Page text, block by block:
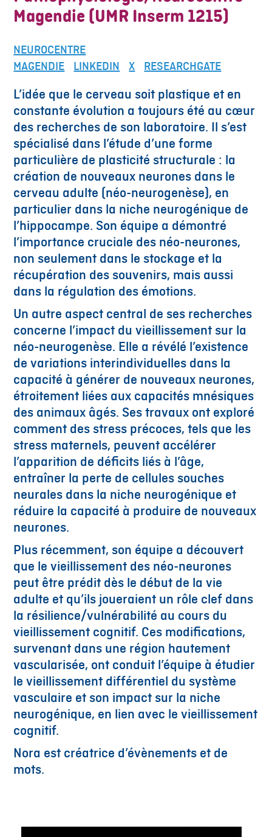
Magendie (UMR Inserm 1215)
NEUROCENTRE
MAGENDIE
LINKEDIN X RESEARCHGATE
L’idée que le cerveau soit plastique et en
constante évolution a toujours été au cœur
des recherches de son laboratoire. Il s’est
spécialisé dans l’étude d’une forme
particulière de plasticité structurale : la
création de nouveaux neurones dans le
cerveau adulte (néo-neurogenèse), en
particulier dans la niche neurogénique de
l’hippocampe. Son équipe a démontré
l’importance cruciale des néo-neurones,
non seulement dans le stockage et la
récupération des souvenirs, mais aussi
dans la régulation des émotions.
Un autre aspect central de ses recherches
concerne l’impact du vieillissement sur la
néo-neurogenèse. Elle a révélé l’existence
de variations interindividuelles dans la
capacité à générer de nouveaux neurones,
étroitement liées aux capacités mnésiques
des animaux âgés. Ses travaux ont exploré
comment des stress précoces, tels que les
stress maternels, peuvent accélérer
l’apparition de déficits liés à l’âge,
entraîner la perte de cellules souches
neurales dans la niche neurogénique et
réduire la capacité à produire de nouveaux
neurones.
Plus récemment, son équipe a découvert
que le vieillissement des néo-neurones
peut être prédit dès le début de la vie
adulte et qu’ils joueraient un rôle clef dans
la résilience/vulnérabilité au cours du
vieillissement cognitif. Ces modifications,
survenant dans une région hautement
vascularisée, ont conduit l’équipe à étudier
le vieillissement différentiel du système
vasculaire et son impact sur la niche
neurogénique, en lien avec le vieillissement
cognitif.
Nora est créatrice d’évènements et de
mots.